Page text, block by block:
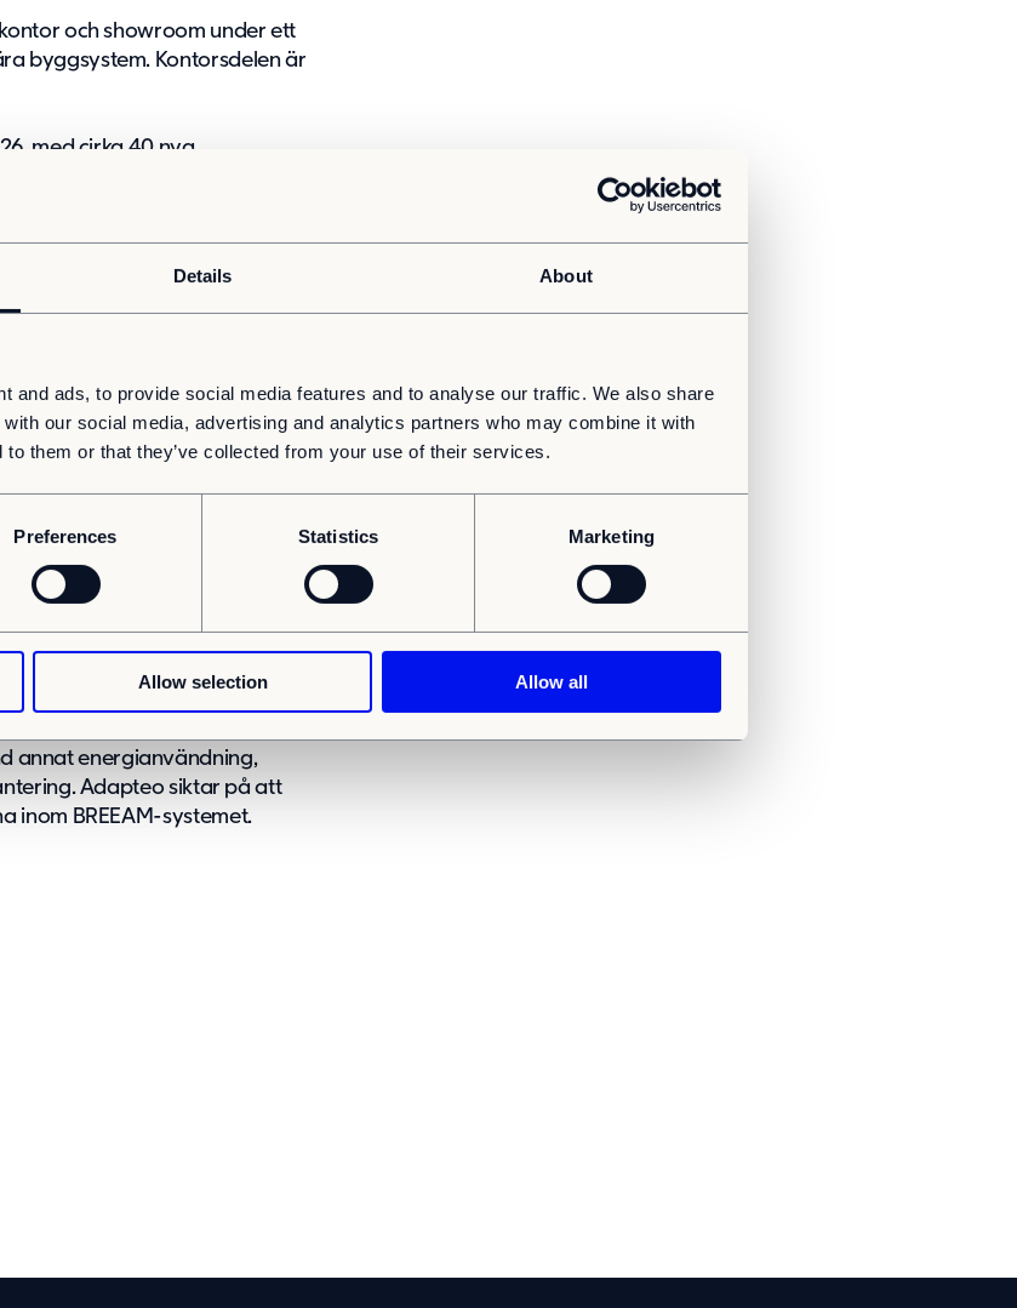
Details About
and ads, to provide social media features and to analyse our traffic. We also share
our social media, advertising and analytics partners who may combine it with
to them or that they’ve collected from your use of their services.
Preferences Statistics Marketing
Allow selection Allow all
och showroom under ett
byggsystem. Kontorsdelen är
med cirka 40 nya
till 70. Läget, i direkt anslutning
satsningen till en viktig del i
för Uppsala. Varje nytt
och framtidstron i
till ett växande bostadsområde,
nya möjligheter för människor
Cavelier Bizas,
den ökande efterfrågan på
– och andra
Det är ett steg som stärker
hållbart och effektivt byggande.
en internationell
SE används för att certifiera
annat energianvändning,
Adapteo siktar på att
inom BREEAM-systemet.